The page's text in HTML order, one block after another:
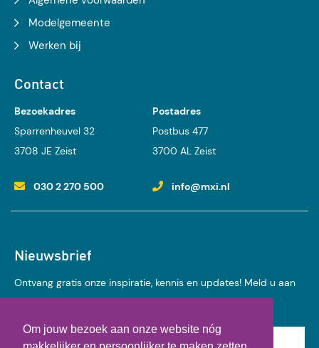
Om jouw bezoek aan onze website nóg
Modelgemeente
Werken bij
Contact
Bezoekadres
Sparrenheuvel 32
3708 JE Zeist
Postadres
Postbus 477
3700 AL Zeist
030 2 270 500 info@mxi.nl
Nieuwsbrief
Ontvang gratis onze inspiratie, kennis en updates! Meld u aan
voor onze nieuwsbrief:
Achternaam